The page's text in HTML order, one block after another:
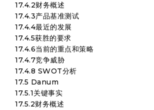
17.4.2财务概述
17.4.3产品基准测试
17.4.4最近的发展
17.4.5获胜的要求
17.4.6当前的重点和策略
17.4.7竞争威胁
17.4.8 SWOT分析
17.5 Danum
17.5.1关键事实
17.5.2财务概述